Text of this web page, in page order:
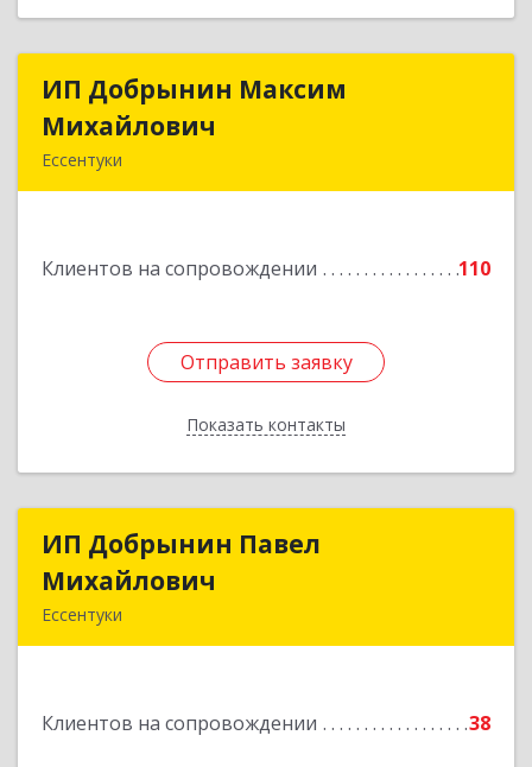
ИП Добрынин Максим
Михайлович
Ессентуки
Клиентов на сопровождении 110
Отправить заявку
Показать контакты
ИП Добрынин Максим
Подробнее
Отправить заявку
Назад
ИП Добрынин Павел
Михайлович
Ессентуки
Клиентов на сопровождении 38
ИП Добрынин Павел